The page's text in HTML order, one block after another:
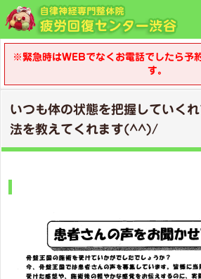
※緊急時はWEBでなくお電話でしたら予
す。
いつも体の状態を把握していく
法を教えてくれます(^^)/